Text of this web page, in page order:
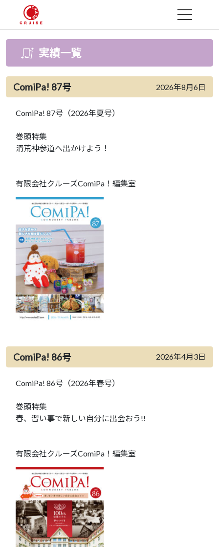
MENU
実績一覧
ComiPa! 87号 2026年8月6日
ComiPa! 87号（2026年夏号）
巻頭特集
清荒神参道へ出かけよう！
有限会社クルーズComiPa！編集室
ComiPa! 86号 2026年4月3日
ComiPa! 86号（2026年春号）
巻頭特集
春、習い事で新しい自分に出会おう!!
有限会社クルーズComiPa！編集室